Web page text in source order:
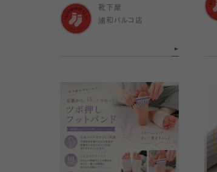
靴下屋
浦和パルコ店